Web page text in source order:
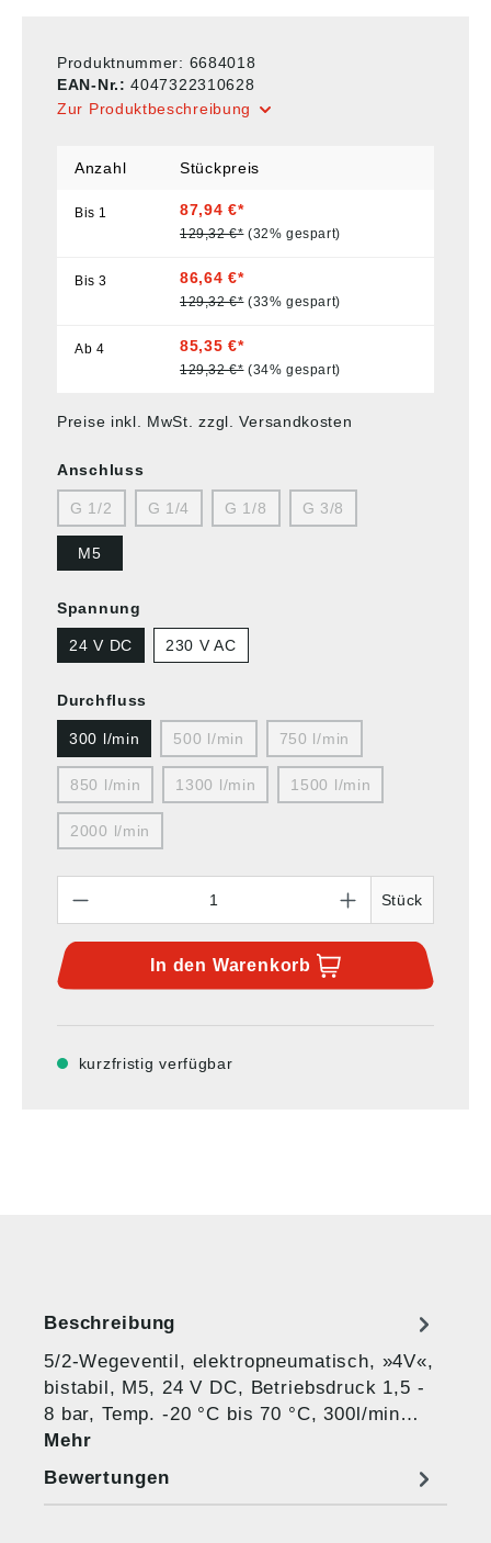
Produktnummer: 6684018
EAN-Nr.:4047322310628
Zur Produktbeschreibung
Anzahl Stückpreis
Bis 1 87,94 €*
129,32 €* (32% gespart)
Bis3 86,64 €*
129,32 €* (33% gespart)
Ab 4 85,35 €*
129,32 €* (34% gespart)
Preise inkl. MwSt. zzgl. Versandkosten
Anschluss
G 1/2 G 1/4 G 1/8 G 3/8
M5
Spannung
24 V DC 230 V AC
Durchfluss
300 l/min 500 l/min 750 l/min
850 l/min 1300 l/min 1500 l/min
2000 l/min
Stück
In den Warenkorb
kurzfristig verfügbar
Beschreibung
5/2-Wegeventil, elektropneumatisch, »4V«,
bistabil, M5, 24 V DC, Betriebsdruck 1,5 -
8 bar, Temp. -20 °C bis 70 °C, 300l/min…
Mehr
Bewertungen